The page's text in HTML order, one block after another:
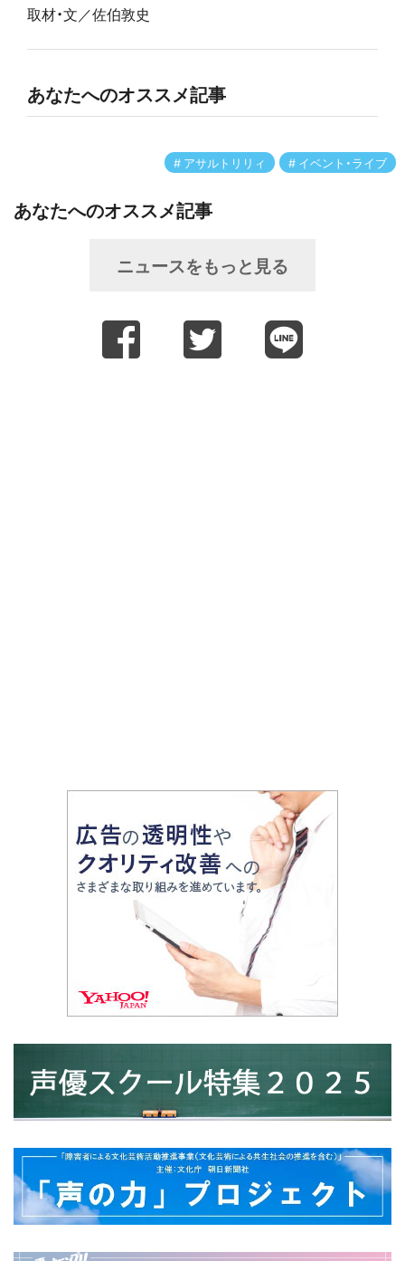
取材・文／佐伯敦史
あなたへのオススメ記事
アサルトリリィ イベント・ライブ
あなたへのオススメ記事
ニュースをもっと見る